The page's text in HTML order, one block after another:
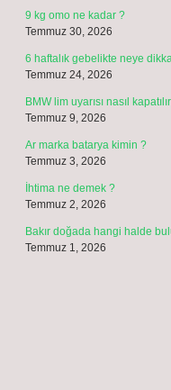
9 kg omo ne kadar ?
Temmuz 30, 2026
6 haftalık gebelikte neye
Temmuz 24, 2026
BMW lim uyarısı nasıl
Temmuz 9, 2026
Ar marka batarya kimin ?
Temmuz 3, 2026
İhtima ne demek ?
Temmuz 2, 2026
Bakır doğada hangi halde
Temmuz 1, 2026